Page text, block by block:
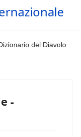
del Diavolo
-